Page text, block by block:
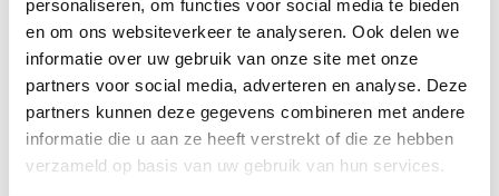
personaliseren, om functies voor social media te bieden
en om ons websiteverkeer te analyseren. Ook delen we
informatie over uw gebruik van onze site met onze
partners voor social media, adverteren en analyse. Deze
partners kunnen deze gegevens combineren met andere
informatie die u aan ze heeft verstrekt of die ze hebben
verzameld op basis van uw gebruik van hun services.
wurden von Diermedicatie.nl nicht überprüft.
Diermedicatie.nl übernimmt daher keine Haftung
für (Folge-)Schäden, die sich aus der Nutzung der
Informationen auf den verlinkten Seiten ergeben.
Lesen Sie immer den Haftungsausschluss und die
Datenschutzerklärung dieser Websites.
Sie können uns natürlich helfen, die
Informationen korrekt und aktuell zu halten. Wir